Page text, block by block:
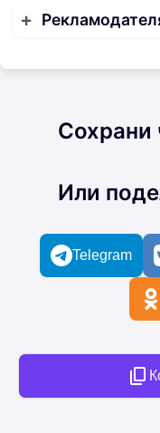
Сохрани
Или
Telegram